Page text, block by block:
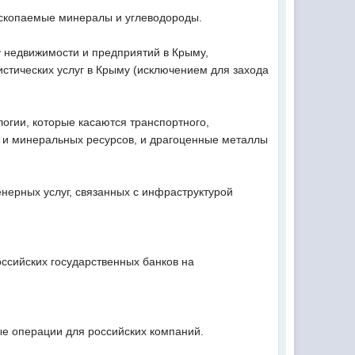
минералы и углеводороды.
и предприятий в Крыму,
услуг в Крыму (исключением для захода
которые касаются транспортного,
и минеральных ресурсов, и драгоценные металлы
услуг, связанных с инфраструктурой
государственных банков на
операции для российских компаний.